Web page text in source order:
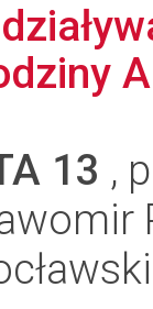
13 ,